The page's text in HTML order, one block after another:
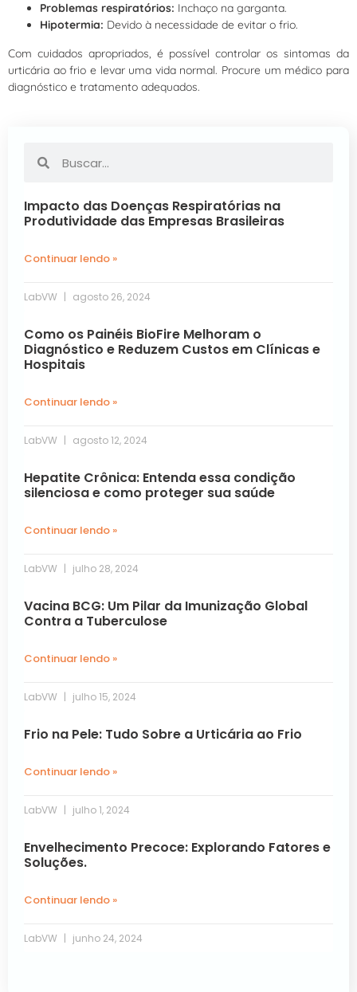
Problemas respiratórios: Inchaço na garganta.
Hipotermia: Devido à necessidade de evitar o frio.
Com cuidados apropriados, é possível controlar os sintomas da
urticária ao frio e levar uma vida normal. Procure um médico para
diagnóstico e tratamento adequados.
Impacto das Doenças Respiratórias na
Produtividade das Empresas Brasileiras
Continuar lendo »
LabVW agosto 26, 2024
Como os Painéis BioFire Melhoram o
Diagnóstico e Reduzem Custos em Clínicas e
Hospitais
Continuar lendo »
LabVW agosto 12, 2024
Hepatite Crônica: Entenda essa condição
silenciosa e como proteger sua saúde
Continuar lendo »
LabVW julho 28, 2024
Vacina BCG: Um Pilar da Imunização Global
Contra a Tuberculose
Continuar lendo »
LabVW julho 15, 2024
Frio na Pele: Tudo Sobre a Urticária ao Frio
Continuar lendo »
LabVW julho 1, 2024
Envelhecimento Precoce: Explorando Fatores e
Soluções.
Continuar lendo »
LabVW junho 24, 2024